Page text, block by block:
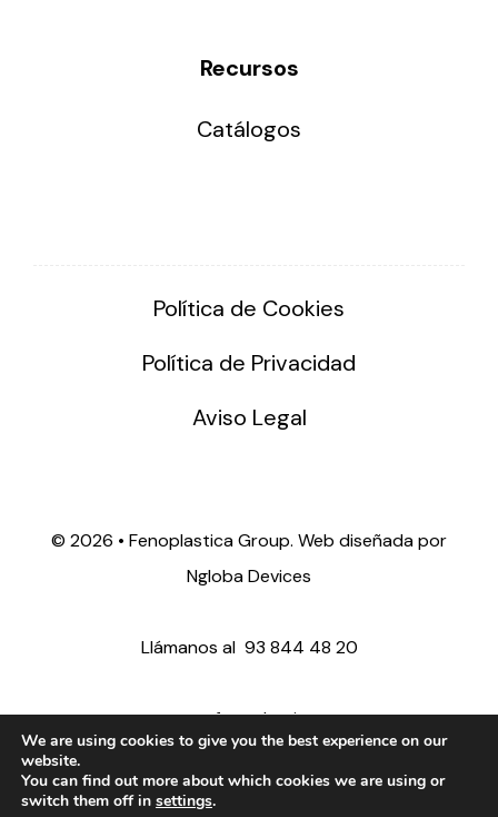
Recursos
Catálogos
Política de Cookies
Política de Privacidad
Aviso Legal
© 2026 • Fenoplastica Group. Web diseñada por
Ngloba Devices
Llámanos al 93 844 48 20
ventas@fenoplastica.com
export@fenoplastica.com
We are using cookies to give you the best experience on our
website.
You can find out more about which cookies we are using or
switch them off in settings.